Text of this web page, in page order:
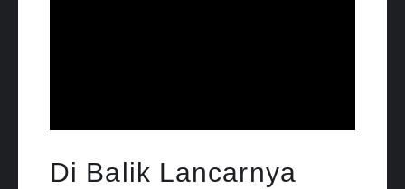
Di Balik Lancarnya